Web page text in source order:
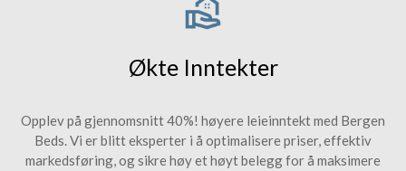
Økte Inntekter
Opplev på gjennomsnitt 40%! høyere leieinntekt med Bergen
Beds. Vi er blitt eksperter i å optimalisere priser, effektiv
markedsføring, og sikre høy et høyt belegg for å maksimere